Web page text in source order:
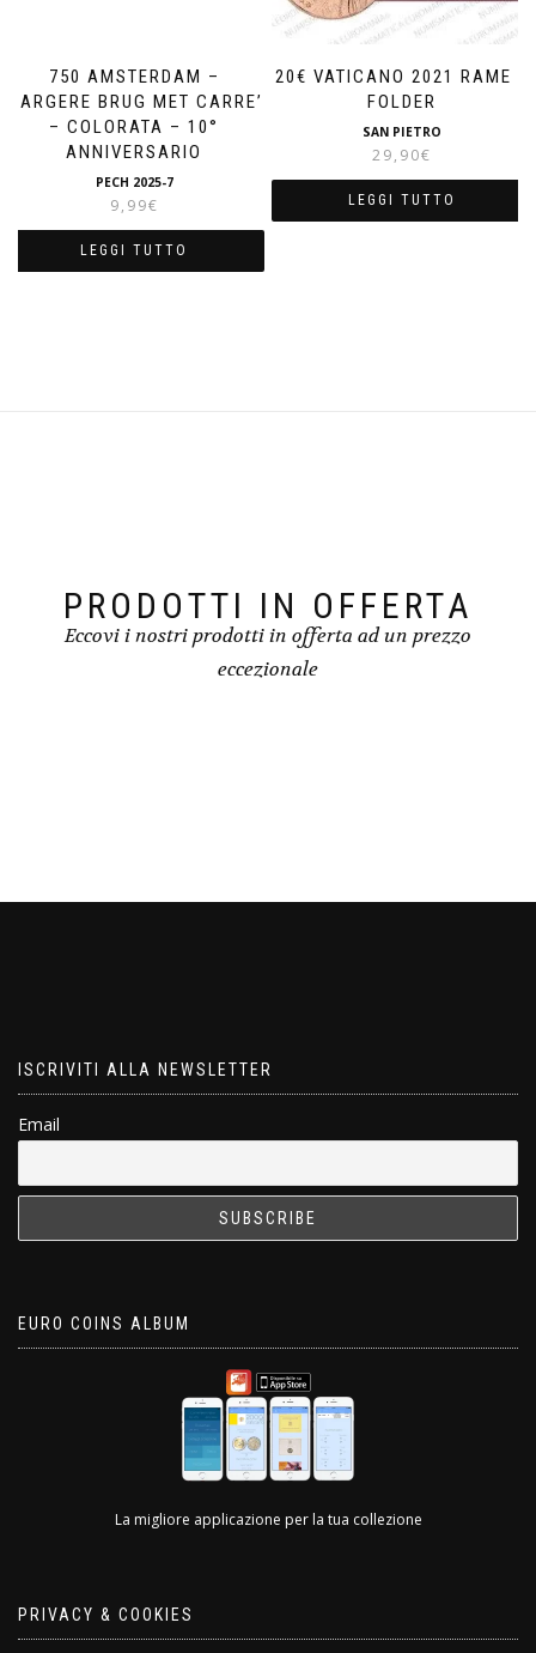
750 AMSTERDAM –
MARGERE BRUG MET CARRE’
– COLORATA – 10°
ANNIVERSARIO
PECH 2025-7
9,99€
LEGGI TUTTO
20€ VATICANO 2021 RAME +
FOLDER
SAN PIETRO
29,90€
LEGGI TUTTO
PRODOTTI IN OFFERTA
Eccovi i nostri prodotti in offerta ad un prezzo
eccezionale
ISCRIVITI ALLA NEWSLETTER
Email
EURO COINS ALBUM
La migliore applicazione per la tua collezione
PRIVACY & COOKIES